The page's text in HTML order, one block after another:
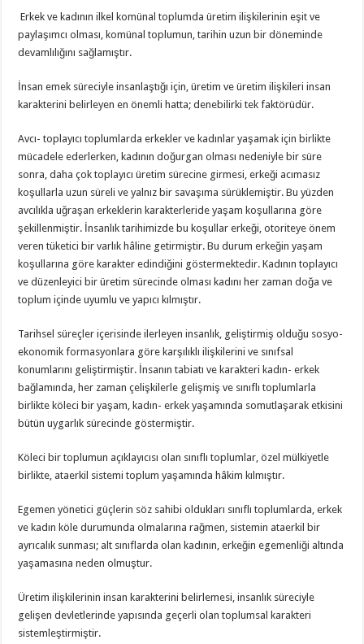
Erkek ve kadının ilkel komünal toplumda üretim ilişkilerinin eşit ve
paylaşımcı olması, komünal toplumun, tarihin uzun bir döneminde
devamlılığını sağlamıştır.
İnsan emek süreciyle insanlaştığı için, üretim ve üretim ilişkileri insan
karakterini belirleyen en önemli hatta; denebilirki tek faktörüdür.
Avcı- toplayıcı toplumlarda erkekler ve kadınlar yaşamak için birlikte
mücadele ederlerken, kadının doğurgan olması nedeniyle bir süre
sonra, daha çok toplayıcı üretim sürecine girmesi, erkeği acımasız
koşullarla uzun süreli ve yalnız bir savaşıma sürüklemiştir. Bu yüzden
avcılıkla uğraşan erkeklerin karakterleride yaşam koşullarına göre
şekillenmiştir. İnsanlık tarihimizde bu koşullar erkeği, otoriteye önem
veren tüketici bir varlık hâline getirmiştir. Bu durum erkeğin yaşam
koşullarına göre karakter edindiğini göstermektedir. Kadının toplayıcı
ve düzenleyici bir üretim sürecinde olması kadını her zaman doğa ve
toplum içinde uyumlu ve yapıcı kılmıştır.
Tarihsel süreçler içerisinde ilerleyen insanlık, geliştirmiş olduğu sosyo-
ekonomik formasyonlara göre karşılıklı ilişkilerini ve sınıfsal
konumlarını geliştirmiştir. İnsanın tabiatı ve karakteri kadın- erkek
bağlamında, her zaman çelişkilerle gelişmiş ve sınıflı toplumlarla
birlikte köleci bir yaşam, kadın- erkek yaşamında somutlaşarak etkisini
bütün uygarlık sürecinde göstermiştir.
Köleci bir toplumun açıklayıcısı olan sınıflı toplumlar, özel mülkiyetle
birlikte, ataerkil sistemi toplum yaşamında hâkim kılmıştır.
Egemen yönetici güçlerin söz sahibi oldukları sınıflı toplumlarda, erkek
ve kadın köle durumunda olmalarına rağmen, sistemin ataerkil bir
ayrıcalık sunması; alt sınıflarda olan kadının, erkeğin egemenliği altında
yaşamasına neden olmuştur.
Üretim ilişkilerinin insan karakterini belirlemesi, insanlık süreciyle
gelişen devletlerinde yapısında geçerli olan toplumsal karakteri
sistemleştirmiştir.